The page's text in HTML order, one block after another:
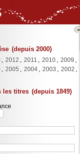
(depuis 2000)
, 2012 , 2011 , 2010 , 2009 ,
, 2005 , 2004 , 2003 , 2002 ,
les titres (depuis 1849)
«